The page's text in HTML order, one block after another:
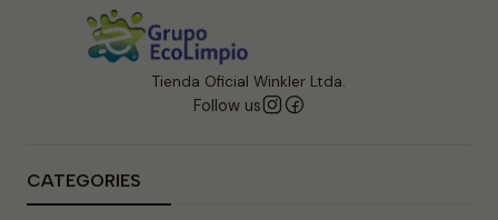
Tienda Oficial Winkler Ltda.
Follow us
CATEGORIES